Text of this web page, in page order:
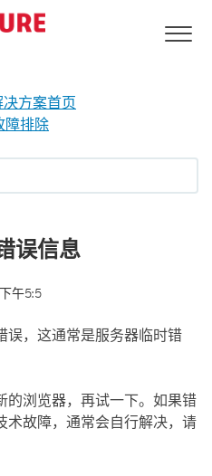
方案首页
障排除
误信息
午5:5
误，这通常是服务器临时错
的浏览器，再试一下。如果错
术故障，通常会自行解决，请